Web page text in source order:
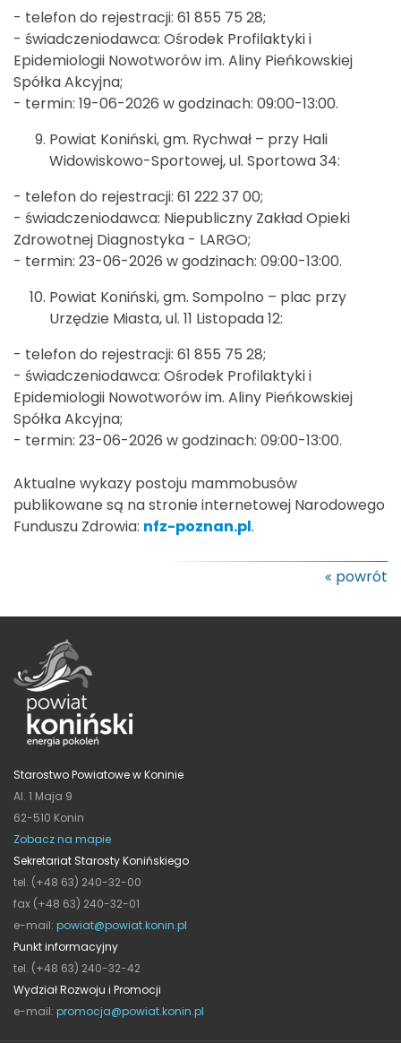
- telefon do rejestracji: 61 855 75 28;
- świadczeniodawca: Ośrodek Profilaktyki i
Epidemiologii Nowotworów im. Aliny Pieńkowskiej
Spółka Akcyjna;
- termin: 19-06-2026 w godzinach: 09:00-13:00.
Powiat Koniński, gm. Rychwał – przy Hali
Widowiskowo-Sportowej, ul. Sportowa 34:
- telefon do rejestracji: 61 222 37 00;
- świadczeniodawca: Niepubliczny Zakład Opieki
Zdrowotnej Diagnostyka - LARGO;
- termin: 23-06-2026 w godzinach: 09:00-13:00.
Powiat Koniński, gm. Sompolno – plac przy
Urzędzie Miasta, ul. 11 Listopada 12:
- telefon do rejestracji: 61 855 75 28;
- świadczeniodawca: Ośrodek Profilaktyki i
Epidemiologii Nowotworów im. Aliny Pieńkowskiej
Spółka Akcyjna;
- termin: 23-06-2026 w godzinach: 09:00-13:00.
Aktualne wykazy postoju mammobusów
publikowane są na stronie internetowej Narodowego
Funduszu Zdrowia: nfz-poznan.pl.
powrót
Starostwo Powiatowe w Koninie
Al. 1 Maja 9
62-510 Konin
Zobacz na mapie
Sekretariat Starosty Konińskiego
tel. (+48 63) 240-32-00
fax (+48 63) 240-32-01
e-mail: powiat@powiat.konin.pl
Punkt informacyjny
tel. (+48 63) 240-32-42
Wydział Rozwoju i Promocji
e-mail: promocja@powiat.konin.pl